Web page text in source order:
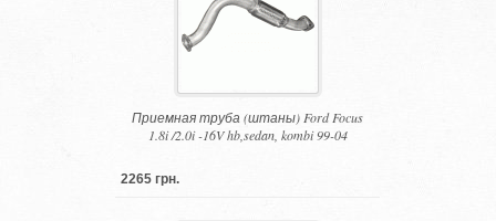
Приемная труба (штаны) Ford Focus
1.8i /2.0i -16V hb,sedan, kombi 99-04
2265 грн.